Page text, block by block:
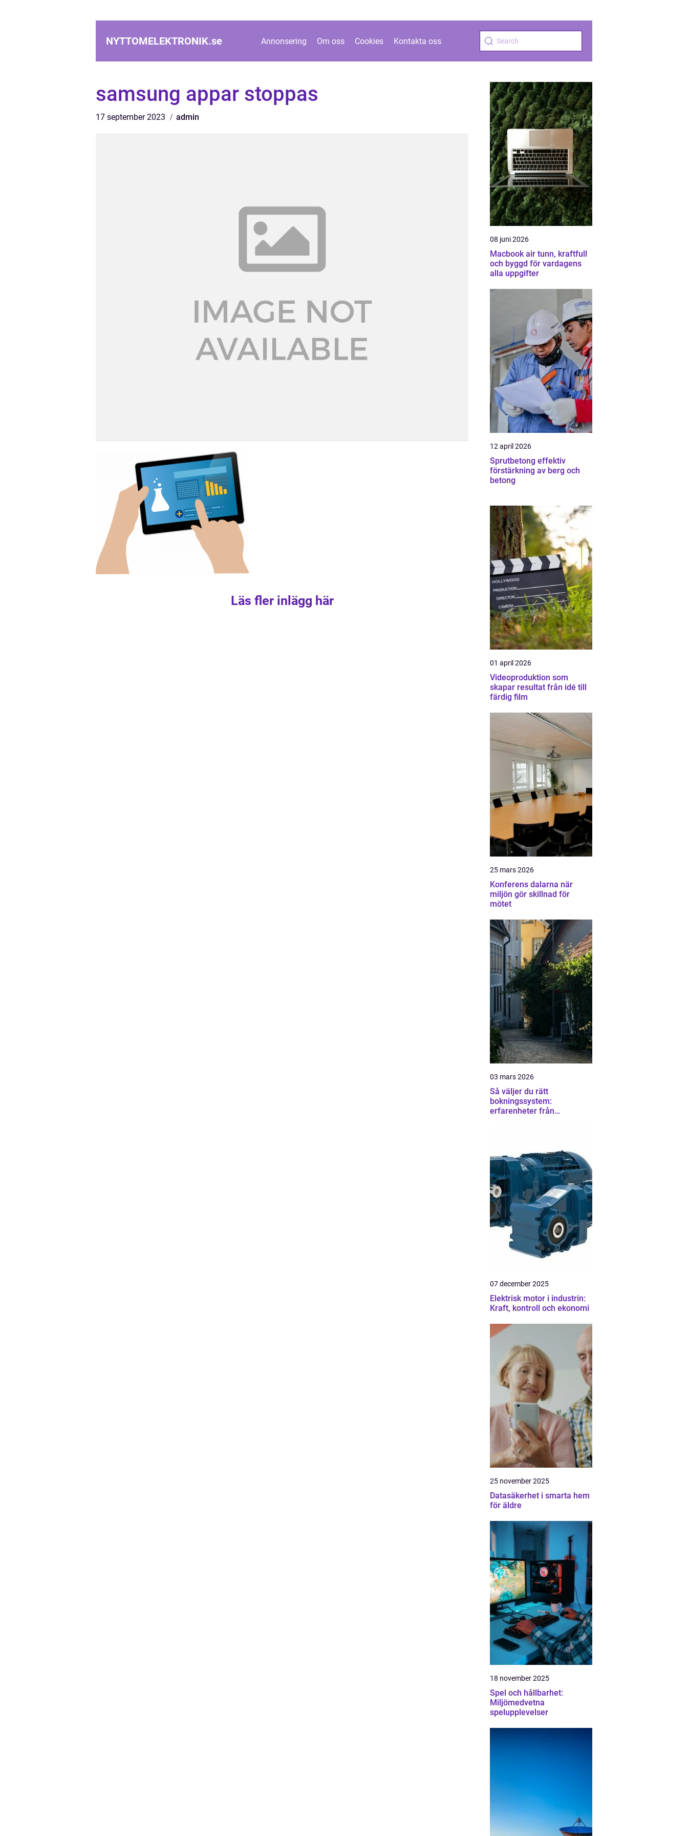
NYTTOMELEKTRONIK.se Annonsering Om oss Cookies Kontakta oss
samsung appar stoppas
17 september 2023 admin
Läs fler inlägg här
08 juni 2026
Macbook air tunn, kraftfull
och byggd för vardagens
alla uppgifter
12 april 2026
Sprutbetong effektiv
förstärkning av berg och
betong
01 april 2026
Videoproduktion som
skapar resultat från idé till
färdig film
25 mars 2026
Konferens dalarna när
miljön gör skillnad för
mötet
03 mars 2026
Så väljer du rätt
bokningssystem:
erfarenheter från
07 december 2025
Elektrisk motor i industrin:
Kraft, kontroll och ekonomi
25 november 2025
Datasäkerhet i smarta hem
för äldre
18 november 2025
Spel och hållbarhet:
Miljömedvetna
spelupplevelser